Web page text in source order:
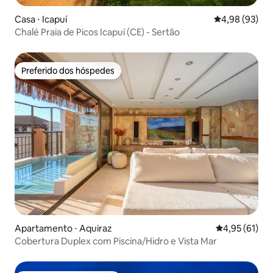
Casa ⋅ Icapuí 4,98 de uma
4,98 (93)
Chalé Praia de Picos Icapuí (CE) - Sertão
Preferido dos hóspedes
Preferido dos hóspedes
Apartamento ⋅ Aquiraz 4,95 de uma
4,95 (61)
Cobertura Duplex com Piscina/Hidro e Vista Mar